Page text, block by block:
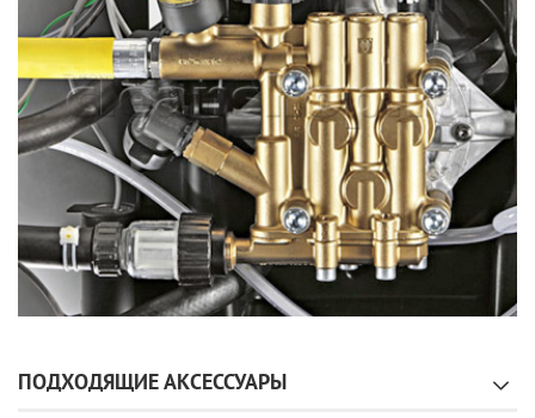
ПОДХОДЯЩИЕ АКСЕССУАРЫ